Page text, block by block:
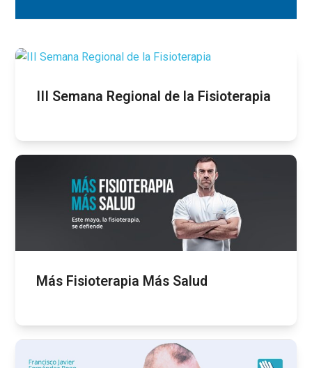
III Semana Regional de la Fisioterapia
Más Fisioterapia Más Salud